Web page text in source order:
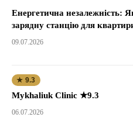
Енергетична незалежність:
зарядну станцію для
09.07.2026
★ 9.3
Mykhaliuk Clinic ★9.3
06.07.2026